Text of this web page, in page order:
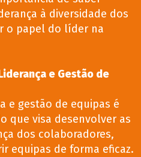
à diversidade dos
o papel do líder na
e Gestão de
e gestão de equipas é
que visa desenvolver as
dos colaboradores,
equipas de forma eficaz.